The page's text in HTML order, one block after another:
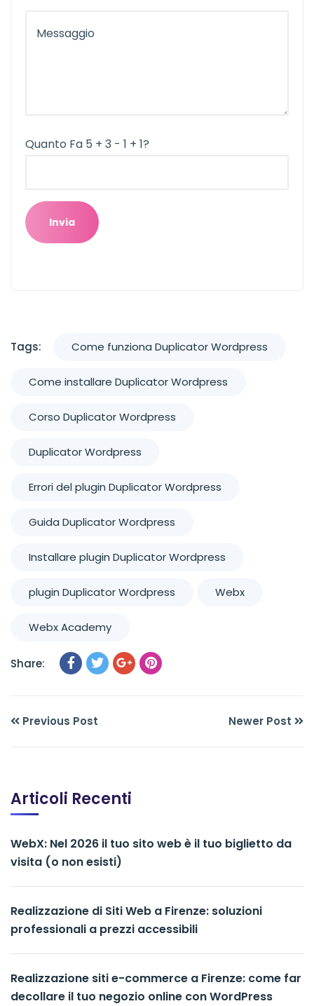
Quanto Fa 5 + 3 - 1 + 1?
Tags: Come funziona Duplicator Wordpress
Come installare Duplicator Wordpress
Corso Duplicator Wordpress
Duplicator Wordpress
Errori del plugin Duplicator Wordpress
Guida Duplicator Wordpress
Installare plugin Duplicator Wordpress
plugin Duplicator Wordpress Webx
Webx Academy
Share:
Previous Post Newer Post
Articoli Recenti
WebX: Nel 2026 il tuo sito web è il tuo biglietto da
visita (o non esisti)
Realizzazione di Siti Web a Firenze: soluzioni
professionali a prezzi accessibili
Realizzazione siti e-commerce a Firenze: come far
decollare il tuo negozio online con WordPress